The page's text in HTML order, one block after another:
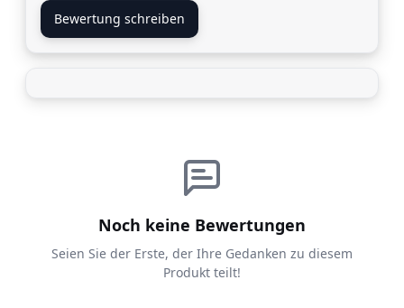
Bewertung schreiben
Noch keine Bewertungen
Seien Sie der Erste, der Ihre Gedanken zu diesem
Produkt teilt!